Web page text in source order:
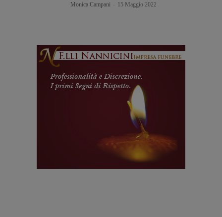
Monica Campani 15 Maggio 2022